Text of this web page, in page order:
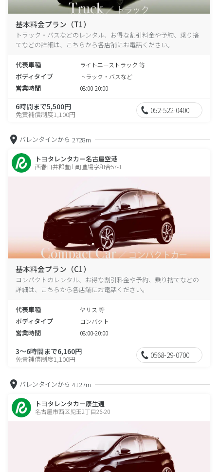
基本料金プラン（T1）
トラック・バスなどのレンタル、お得な割引料金や予約、乗り捨
てなどの詳細は、こちらから各店舗にお電話ください。
代表車種 ライトエーストラック 等
ボディタイプ トラック・バスなど
営業時間 08:00-20:00
6時間まで5,500円
免責補償制度1,100円 052-522-0400
バレンタインから 2728m
トヨタレンタカー名古屋空港
西春日井郡豊山町豊場字和合57-1
基本料金プラン（C1）
コンパクトのレンタル、お得な割引料金や予約、乗り捨てなどの
詳細は、こちらから各店舗にお電話ください。
代表車種 ヤリス 等
ボディタイプ コンパクト
営業時間 08:00-20:00
3～6時間まで6,160円
免責補償制度1,100円 0568-29-0700
バレンタインから 4127m
トヨタレンタカー康生通
名古屋市西区児玉2丁目26-20